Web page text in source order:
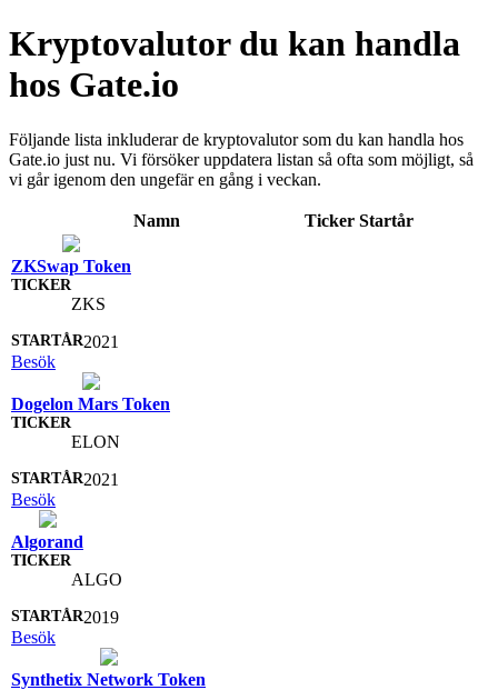
Kryptovalutor du kan handla
hos Gate.io
Följande lista inkluderar de kryptovalutor som du kan handla hos
Gate.io just nu. Vi försöker uppdatera listan så ofta som möjligt, så
vi går igenom den ungefär en gång i veckan.
Namn Ticker Startår
ZKSwap Token
ZKS
2021
Besök
Dogelon Mars Token
ELON
2021
Besök
Algorand
ALGO
2019
Besök
Synthetix Network Token